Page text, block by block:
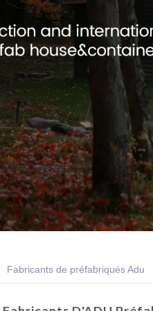
Fabricants de préfabriqués Adu